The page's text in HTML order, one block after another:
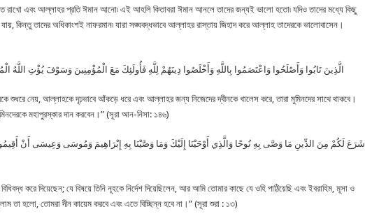
রাখো এবং আল্লাহর প্রতি ঈমান আনো৷ এই আহলি কিতাবরা ঈমান আনলে তাদের জন্যই ভালো হতো৷ যদিও তাদের মধ্যে কিছু
কিন্তু তাদের অধিকাংশই নাফরমান৷ যারা সঙ্ঘবদ্ধভাবে আল্লাহর রাস্তায় জিহাদ করে আল্লাহ তাদেরকে ভালোবাসেন।
الَّذِينَ تَابُوا وَأَصْلَحُوا وَاعْتَصَمُوا بِاللَّهِ وَأَخْلَصُوا دِينَهُمْ لِلَّهِ فَأُولَئِكَ مَعَ الْمُؤْمِنِينَ وَسَوْفَ يُؤْتِ اللَّهُ
শুধরে নেয়, আল্লাহকে দৃঢ়ভাবে আঁকড়ে ধরে এবং আল্লাহর জন্য নিজেদের দ্বীনকে খালেস করে, তারা মুমিনদের সাথে থাকবে।
মহাপুরস্কার দান করবেন।” (সূরা আন-নিসা: ১৪৬)
شَرَعَ لَكُمْ مِنَ الدِّينِ مَا وَصَّى بِهِ نُوحًا وَالَّذِي أَوْحَيْنَا إِلَيْكَ وَمَا وَصَّيْنَا بِهِ إِبْرَاهِيمَ وَمُوسَى وَعِيسَى أَنْ أَقِيمُوا
করে দিয়েছেন; যে বিষয়ে তিনি নূহকে নির্দেশ দিয়েছিলেন, আর আমি তোমার কাছে যে ওহি পাঠিয়েছি এবং ইবরাহিম, মূসা ও
তা হলো, তোমরা দীন কায়েম করবে এবং এতে বিচ্ছিন্ন হবে না।” (সূরা শুরা : ১৩)